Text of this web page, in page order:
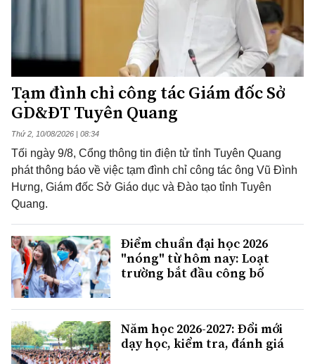
Tạm đình chỉ công tác Giám đốc Sở
GD&ĐT Tuyên Quang
Thứ 2, 10/08/2026 | 08:34
Tối ngày 9/8, Cổng thông tin điện tử tỉnh Tuyên Quang
phát thông báo về việc tạm đình chỉ công tác ông Vũ Đình
Hưng, Giám đốc Sở Giáo dục và Đào tạo tỉnh Tuyên
Quang.
Điểm chuẩn đại học 2026
"nóng" từ hôm nay: Loạt
trường bắt đầu công bố
Năm học 2026-2027: Đổi mới
dạy học, kiểm tra, đánh giá